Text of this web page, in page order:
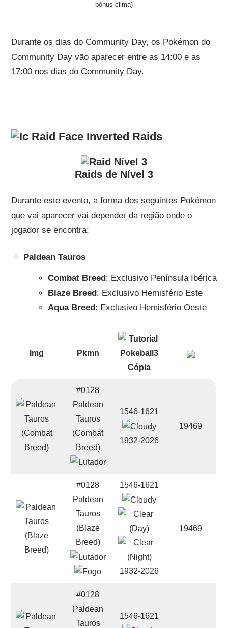
bónus clima)
Durante os dias do Community Day, os Pokémon do
Community Day vão aparecer entre as 14:00 e as
17:00 nos dias do Community Day.
Raids
Raids de Nível 3
Durante este evento, a forma dos seguintes Pokémon
que vai aparecer vai depender da região onde o
jogador se encontra:
Paldean Tauros
Combat Breed: Exclusivo Península Ibérica
Blaze Breed: Exclusivo Hemisfério Este
Aqua Breed: Exclusivo Hemisfério Oeste
Img Pkmn
#0128
Paldean
Tauros
(Combat
Breed)
1546-1621
1932-2026
19469
#0128
Paldean
Tauros
(Blaze
Breed)
1546-1621
1932-2026
19469
#0128
Paldean
Tauros
1546-1621